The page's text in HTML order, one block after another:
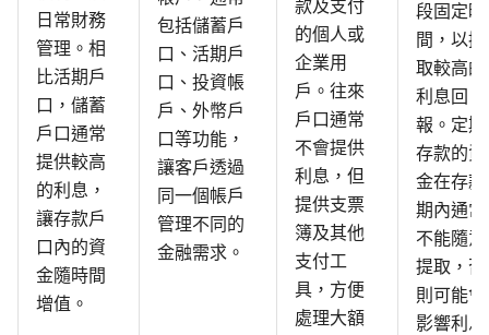
日常財務
管理。相
比活期戶
口，儲蓄
戶口通常
提供較高
的利息，
讓存款戶
口內的資
金隨時間
增值。
包括儲蓄戶
口、活期戶
口、投資帳
戶、外幣戶
口等功能，
讓客戶透過
同一個帳戶
管理不同的
金融需求。
款及支付
的個人或
企業用
戶。往來
戶口通常
不會提供
利息，但
提供支票
簿及其他
支付工
具，方便
處理大額
段固定時
間，以換
取較高的
利息回
報。定期
存款的資
金在存款
期內通常
不能隨意
提取，否
則可能會
影響利息